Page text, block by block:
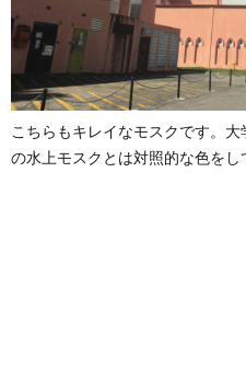
こちらもキレイなモスクです。
の水上モスクとは対照的な色をし